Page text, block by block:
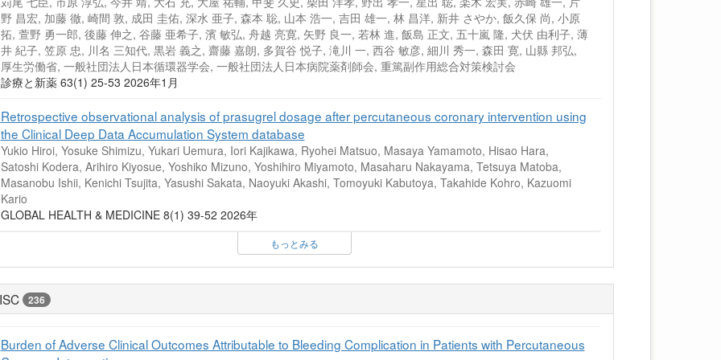
野 昌宏, 加藤 徹, 崎間 敦, 成田 圭佑, 深水 亜子, 森本 聡, 山本 浩一, 吉田 雄一, 林 昌洋, 新井 さやか, 飯久保 尚, 小原
拓, 萱野 勇一郎, 後藤 伸之, 谷藤 亜希子, 濱 敏弘, 舟越 亮寛, 矢野 良一, 若林 進, 飯島 正文, 五十嵐 隆, 犬伏 由利子, 薄
井 紀子, 笠原 忠, 川名 三知代, 黒岩 義之, 齋藤 嘉朗, 多賀谷 悦子, 滝川 一, 西谷 敏彦, 細川 秀一, 森田 寛, 山縣 邦弘,
厚生労働省, 一般社団法人日本循環器学会, 一般社団法人日本病院薬剤師会, 重篤副作用総合対策検討会
診療と新薬 63(1) 25-53 2026年1月
Retrospective observational analysis of prasugrel dosage after percutaneous coronary intervention using
the Clinical Deep Data Accumulation System database
Yukio Hiroi, Yosuke Shimizu, Yukari Uemura, Iori Kajikawa, Ryohei Matsuo, Masaya Yamamoto, Hisao Hara,
Satoshi Kodera, Arihiro Kiyosue, Yoshiko Mizuno, Yoshihiro Miyamoto, Masaharu Nakayama, Tetsuya Matoba,
Masanobu Ishii, Kenichi Tsujita, Yasushi Sakata, Naoyuki Akashi, Tomoyuki Kabutoya, Takahide Kohro, Kazuomi
Kario
GLOBAL HEALTH & MEDICINE 8(1) 39-52 2026年
もっとみる
236
Burden of Adverse Clinical Outcomes Attributable to Bleeding Complication in Patients with Percutaneous